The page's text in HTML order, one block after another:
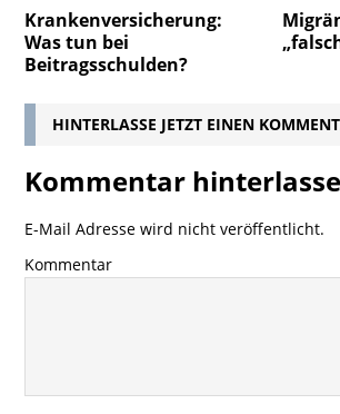
Krankenversicherung:
Was tun bei
Beitragsschulden?
HINTERLASSE JETZT EINEN
Kommentar
E-Mail Adresse wird nicht veröffentlicht.
Kommentar